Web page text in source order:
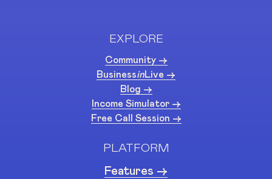
EXPLORE
Community ->
BusinessinLive ->
Blog ->
Income Simulator ->
Free Call Session ->
PLATFORM
Features ->